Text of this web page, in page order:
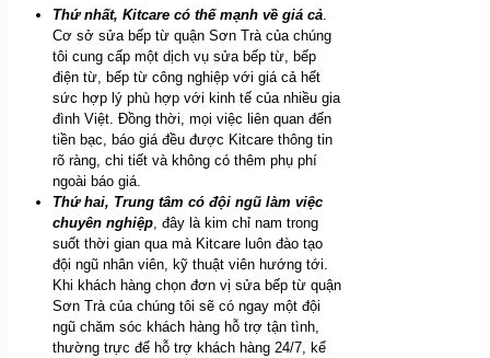
Thứ nhất, Kitcare có thế mạnh về giá cả
Cơ sở sửa bếp từ quận Sơn Trà của chúng
tôi cung cấp một dịch vụ sửa bếp từ, bếp
điện từ, bếp từ công nghiệp với giá cả hết
sức hợp lý phù hợp với kinh tế của nhiều gia
đình Việt. Đồng thời, mọi việc liên quan đến
tiền bạc, báo giá đều được Kitcare thông tin
rõ ràng, chi tiết và không có thêm phụ phí
ngoài báo giá.
Thứ hai, Trung tâm có đội ngũ làm việc
chuyên nghiệp , đây là kim chỉ nam trong
suốt thời gian qua mà Kitcare luôn đào tạo
đội ngũ nhân viên, kỹ thuật viên hướng tới.
Khi khách hàng chọn đơn vị sửa bếp từ quận
Sơn Trà của chúng tôi sẽ có ngay một đội
ngũ chăm sóc khách hàng hỗ trợ tận tình,
thường trực để hỗ trợ khách hàng 24/7, kể